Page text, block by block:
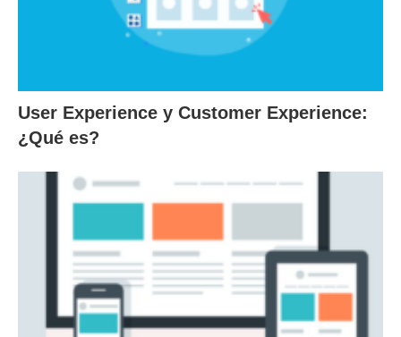
User Experience y Customer Experience:
¿Qué es?